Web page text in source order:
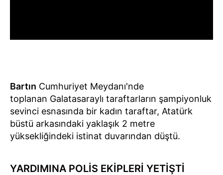
Bartın Cumhuriyet Meydanı'nde
toplanan Galatasaraylı taraftarların şampiyonluk
sevinci esnasında bir kadın taraftar, Atatürk
büstü arkasındaki yaklaşık 2 metre
yüksekliğindeki istinat duvarından düştü.
YARDIMINA POLİS EKİPLERİ YETİŞTİ